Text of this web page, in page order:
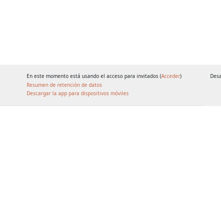
En este momento está usando el acceso para invitados (Acceder)
Resumen de retención de datos
Descargar la app para dispositivos móviles